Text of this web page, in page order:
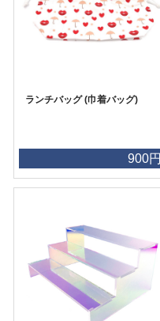
ランチバッグ (巾着バッグ)
900円